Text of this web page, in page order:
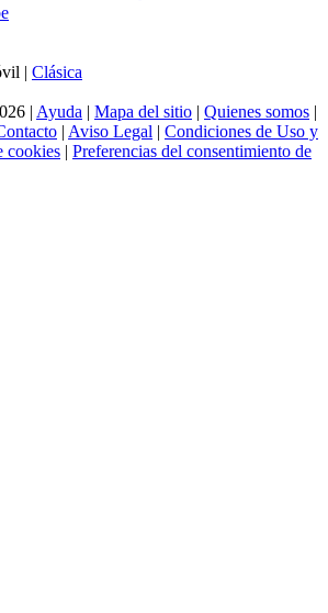
| Clásica
| Ayuda | Mapa del sitio | Quienes somos |
| Aviso Legal | Condiciones de Uso y
cookies | Preferencias del consentimiento de